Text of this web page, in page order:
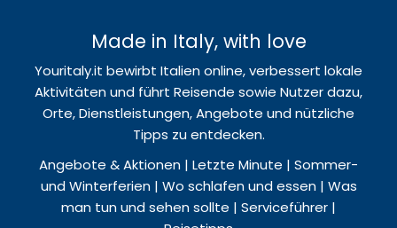
Made in Italy, with love
Youritaly.it bewirbt Italien online, verbessert lokale
Aktivitäten und führt Reisende sowie Nutzer dazu,
Orte, Dienstleistungen, Angebote und nützliche
Tipps zu entdecken.
Angebote & Aktionen | Letzte Minute | Sommer-
und Winterferien | Wo schlafen und essen | Was
man tun und sehen sollte | Serviceführer |